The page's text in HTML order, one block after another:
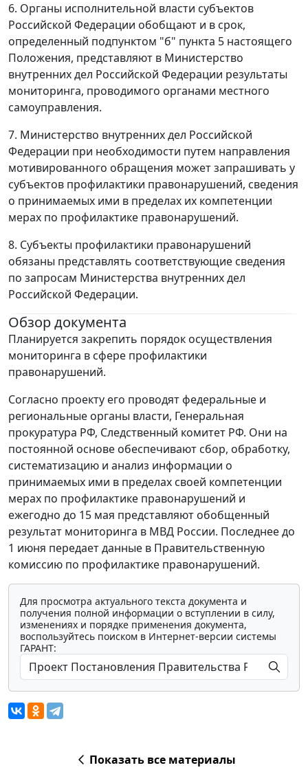
6. Органы исполнительной власти субъектов
Российской Федерации обобщают и в срок,
определенный подпунктом "б" пункта 5 настоящего
Положения, представляют в Министерство
внутренних дел Российской Федерации результаты
мониторинга, проводимого органами местного
самоуправления.
7. Министерство внутренних дел Российской
Федерации при необходимости путем направления
мотивированного обращения может запрашивать у
субъектов профилактики правонарушений, сведения
о принимаемых ими в пределах их компетенции
мерах по профилактике правонарушений.
8. Субъекты профилактики правонарушений
обязаны представлять соответствующие сведения
по запросам Министерства внутренних дел
Российской Федерации.
Обзор документа
Планируется закрепить порядок осуществления
мониторинга в сфере профилактики
правонарушений.
Согласно проекту его проводят федеральные и
региональные органы власти, Генеральная
прокуратура РФ, Следственный комитет РФ. Они на
постоянной основе обеспечивают сбор, обработку,
систематизацию и анализ информации о
принимаемых ими в пределах своей компетенции
мерах по профилактике правонарушений и
ежегодно до 15 мая представляют обобщенный
результат мониторинга в МВД России. Последнее до
1 июня передает данные в Правительственную
комиссию по профилактике правонарушений.
Для просмотра актуального текста документа и
получения полной информации о вступлении в силу,
изменениях и порядке применения документа,
воспользуйтесь поиском в Интернет-версии системы
ГАРАНТ:
Показать все материалы